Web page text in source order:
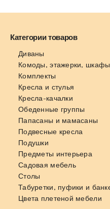
Категории товаров
Диваны
Комоды, этажерки, шкафы
Комплекты
Кресла и стулья
Кресла-качалки
Обеденные группы
Папасаны и мамасаны
Подвесные кресла
Подушки
Предметы интерьера
Садовая мебель
Столы
Табуретки, пуфики и
Цвета плетеной мебели